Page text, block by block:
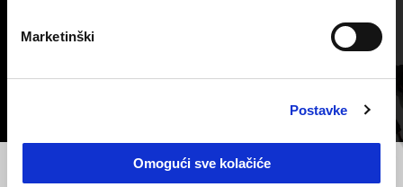
Marketinški
Postavke
Omogući sve kolačiće